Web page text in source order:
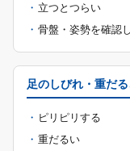
立つとつらい
骨盤・姿勢を確認
足のしびれ・重だる
ピリピリする
重だるい